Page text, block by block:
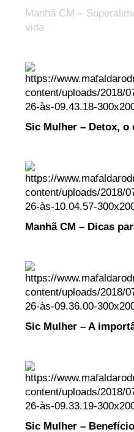
Manhã CM –
vida
Sic Mulher – Detox, o
Manhã CM – Dicas
Sic Mulher – A
Sic Mulher –